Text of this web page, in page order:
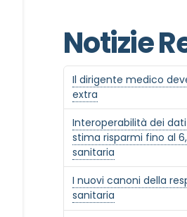
Notizie
Il dirigente medico
extra
Interoperabilità dei dati
stima risparmi fino al
sanitaria
I nuovi canoni della
sanitaria